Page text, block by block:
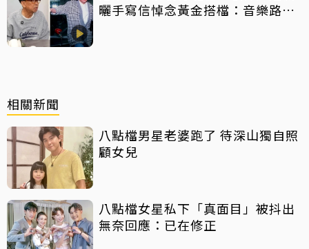
曬手寫信悼念黃金搭檔：音樂路上
相關新聞
八點檔男星老婆跑了 待深山獨自照
顧女兒
八點檔女星私下「真面目」被抖出
無奈回應：已在修正